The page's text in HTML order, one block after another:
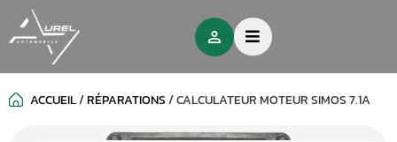
ACCUEIL/RÉPARATIONS/CALCULATEUR MOTEUR SIMOS 7.1A